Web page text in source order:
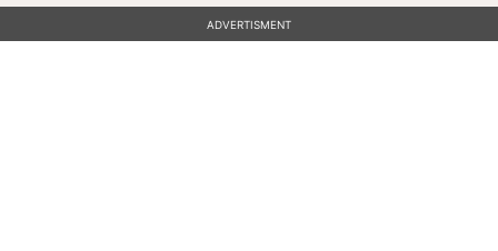
ADVERTISMENT